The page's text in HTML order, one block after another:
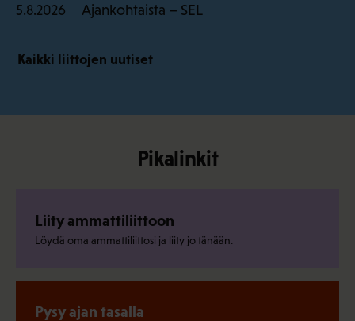
5.8.2026 Ajankohtaista – SEL
Kaikki liittojen uutiset
Pikalinkit
Liity ammattiliittoon
Löydä oma ammattiliittosi ja liity jo tänään.
Pysy ajan tasalla